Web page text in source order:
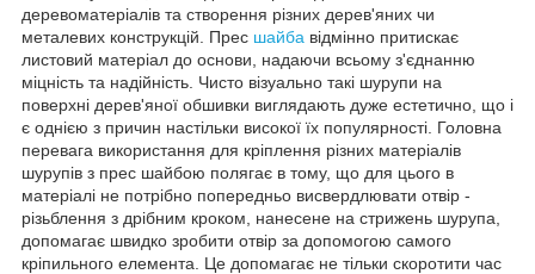
деревоматеріалів та створення різних дерев'яних чи
металевих конструкцій. Прес шайба відмінно притискає
листовий матеріал до основи, надаючи всьому з'єднанню
міцність та надійність. Чисто візуально такі шурупи на
поверхні дерев'яної обшивки виглядають дуже естетично, що і
є однією з причин настільки високої їх популярності. Головна
перевага використання для кріплення різних матеріалів
шурупів з прес шайбою полягає в тому, що для цього в
матеріалі не потрібно попередньо висвердлювати отвір -
різьблення з дрібним кроком, нанесене на стрижень шурупа,
допомагає швидко зробити отвір за допомогою самого
кріпильного елемента. Це допомагає не тільки скоротити час